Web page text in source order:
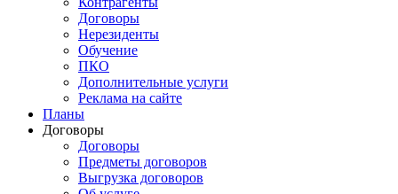
Договоры
Нерезиденты
Обучение
ПКО
Дополнительные услуги
Реклама на сайте
Планы
Договоры
Договоры
Предметы договоров
Выгрузка договоров